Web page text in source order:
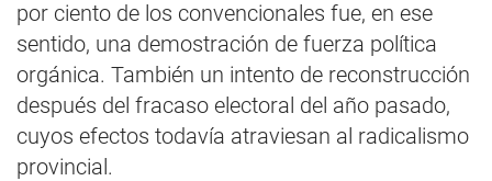
por ciento de los convencionales fue, en ese
sentido, una demostración de fuerza política
orgánica. También un intento de reconstrucción
después del fracaso electoral del año pasado,
cuyos efectos todavía atraviesan al radicalismo
provincial.